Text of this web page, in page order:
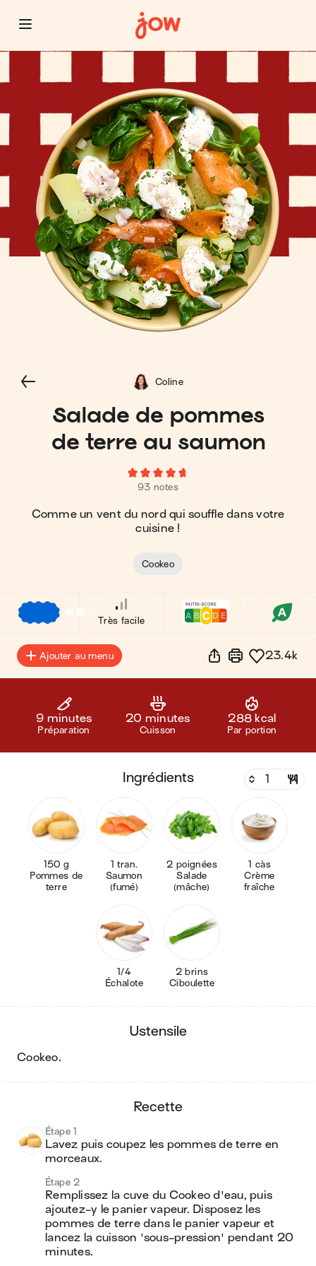
Salade de pommes
de terre au saumon
93 notes
Comme un vent du nord qui souffle dans votre
cuisine !
Coline
Cookeo
€€
Très facile
Ajouter au menu 23.4k
9 minutes
Préparation
20 minutes
Cuisson
288 kcal
Par portion
ingrédients
150 g
Pommes de
terre
1 tran.
Saumon
(fumé)
2 poignées
Salade
(mâche)
1 càs
Crème
fraîche
1/4
Échalote
2 brins
Ciboulette
ustensile
cookeo.
recette
Étape 1
Lavez puis coupez les pommes de terre en
morceaux.
Étape 2
Remplissez la cuve du Cookeo d'eau, puis
ajoutez-y le panier vapeur. Disposez les
pommes de terre dans le panier vapeur et
lancez la cuisson 'sous-pression' pendant 20
minutes.